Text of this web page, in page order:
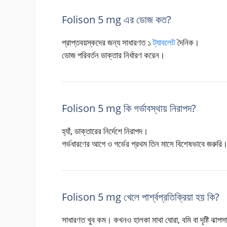
Folison 5 mg এর ডোজ কত?
প্রাপ্তবয়স্কদের জন্য সাধারণত ১ট্যাবলেটদৈনিক।
ডোজ পরিবর্তন ডাক্তার নির্ধারণ করেন।
Folison 5 mg কি গর্ভাবস্থায় নিরাপদ?
হ্যাঁ, ডাক্তারের নির্দেশে নিরাপদ।
গর্ভধারণের আগে ও গর্ভের প্রথম তিন মাসে বিশেষভাবে জরুরি।
Folison 5 mg খেলে পার্শ্বপ্রতিক্রিয়া হয় কি?
সাধারণত খুব কম। কখনও হালকা মাথা ঘোরা, বমি বা দৃষ্টি